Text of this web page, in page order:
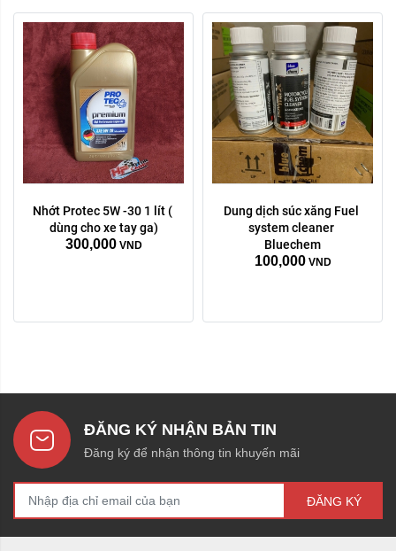
Nhớt Protec 5W -30 1 lít (
dùng cho xe tay ga)
300,000 VND
Dung dịch súc xăng Fuel
system cleaner
Bluechem
100,000 VND
ĐĂNG KÝ NHẬN BẢN TIN
Đăng ký để nhận thông tin khuyến mãi
ĐĂNG KÝ